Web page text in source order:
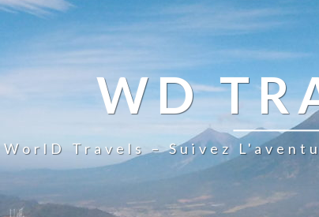
WD
WorlD Travels – Suivez